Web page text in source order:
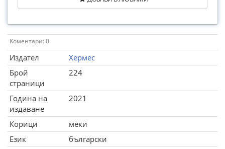
Коментари: 0
Издател
Хермес
Брой
страници
224
Година на
издаване
2021
Корици
меки
Език
български